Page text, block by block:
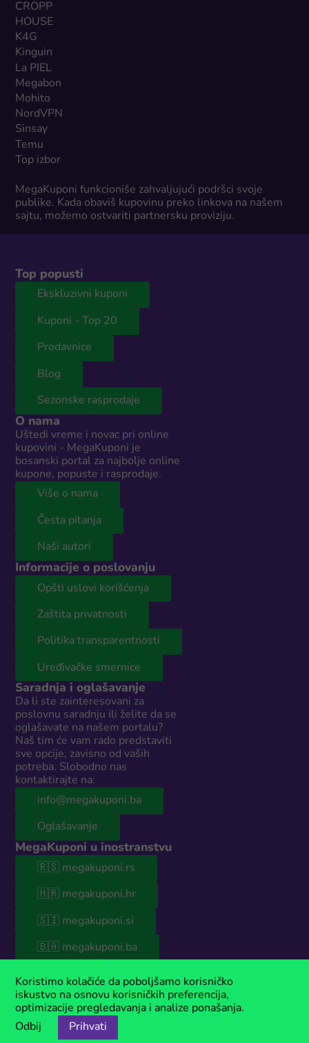
CROPP
HOUSE
K4G
Kinguin
La PIEL
Megabon
Mohito
NordVPN
Sinsay
Temu
Top izbor
MegaKuponi funkcioniše zahvaljujući podršci svoje
publike. Kada obaviš kupovinu preko linkova na našem
sajtu, možemo ostvariti partnersku proviziju.
Top popusti
Ekskluzivni kuponi
Kuponi - Top 20
Prodavnice
Blog
Sezonske rasprodaje
O nama
Uštedi vreme i novac pri online
kupovini - MegaKuponi je
bosanski portal za najbolje online
kupone, popuste i rasprodaje.
Više o nama
Česta pitanja
Naši autori
Informacije o poslovanju
Opšti uslovi korišćenja
Zaštita privatnosti
Politika transparentnosti
Uređivačke smernice
Saradnja i oglašavanje
Da li ste zainteresovani za
poslovnu saradnju ili želite da se
oglašavate na našem portalu?
Naš tim će vam rado predstaviti
sve opcije, zavisno od vaših
potreba. Slobodno nas
kontaktirajte na:
info@megakuponi.ba
Oglašavanje
MegaKuponi u inostranstvu
🇷🇸 megakuponi.rs
🇭🇷 megakuponi.hr
🇸🇮 megakuponi.si
🇧🇦 megakuponi.ba
Naš sajt sadrži sponzorisani sadržaj. Ako koristiš naše kupone, moguće
je da ćemo u nekim slučajevima zaraditi malu proviziju. MegaKuponi®
je registrovani zaštitni znak kompanije Anima Media.
Koristimo kolačiće da poboljšamo korisničko
iskustvo na osnovu korisničkih preferencija,
optimizacije pregledavanja i analize ponašanja.
Odbij
Prihvati